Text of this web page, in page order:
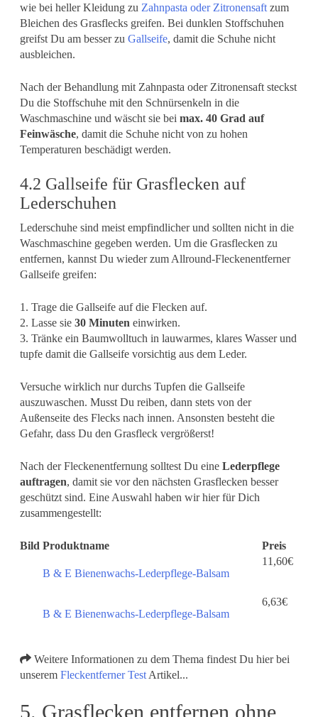
wie bei heller Kleidung zu Zahnpasta oder Zitronensaftzum
Bleichen des Grasflecks greifen. Bei dunklen Stoffschuhen
greifst Du am besser zu Gallseife, damit die Schuhe nicht
ausbleichen.
Nach der Behandlung mit Zahnpasta oder Zitronensaft steckst
Du die Stoffschuhe mit den Schnürsenkeln in die
Waschmaschine und wäscht sie bei max. 40 Grad auf
Feinwäsche, damit die Schuhe nicht von zu hohen
Temperaturen beschädigt werden.
4.2 Gallseife für Grasflecken auf
Lederschuhen
Lederschuhe sind meist empfindlicher und sollten nicht in die
Waschmaschine gegeben werden. Um die Grasflecken zu
entfernen, kannst Du wieder zum Allround-Fleckenentferner
Gallseife greifen:
1. Trage die Gallseife auf die Flecken auf.
2. Lasse sie 30 Minuten einwirken.
3. Tränke ein Baumwolltuch in lauwarmes, klares Wasser und
tupfe damit die Gallseife vorsichtig aus dem Leder.
Versuche wirklich nur durchs Tupfen die Gallseife
auszuwaschen. Musst Du reiben, dann stets von der
Außenseite des Flecks nach innen. Ansonsten besteht die
Gefahr, dass Du den Grasfleck vergrößerst!
Nach der Fleckenentfernung solltest Du eine Lederpflege
auftragen, damit sie vor den nächsten Grasflecken besser
geschützt sind. Eine Auswahl haben wir hier für Dich
zusammengestellt:
Bild Produktname Preis
B & E Bienenwachs-Lederpflege-Balsam
11,60€
B & E Bienenwachs-Lederpflege-Balsam
6,63€
Weitere Informationen zu dem Thema findest Du hier bei
unserem Fleckentferner TestArtikel...
5. Grasflecken entfernen ohne